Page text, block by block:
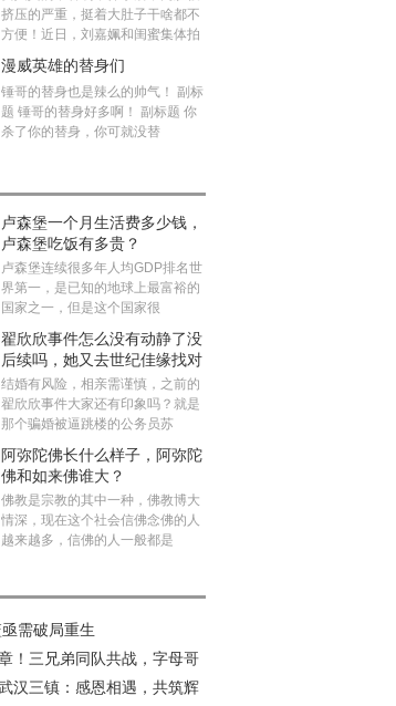
挤压的严重，挺着大肚子干啥都不
方便！近日，刘嘉姵和闺蜜集体拍
漫威英雄的替身们
锤哥的替身也是辣么的帅气！ 副标
题 锤哥的替身好多啊！ 副标题 你
杀了你的替身，你可就没替
卢森堡一个月生活费多少钱，
卢森堡吃饭有多贵？
卢森堡连续很多年人均GDP排名世
界第一，是已知的地球上最富裕的
国家之一，但是这个国家很
翟欣欣事件怎么没有动静了没
后续吗，她又去世纪佳缘找对
象真的假的
结婚有风险，相亲需谨慎，之前的
翟欣欣事件大家还有印象吗？就是
那个骗婚被逼跳楼的公务员苏
阿弥陀佛长什么样子，阿弥陀
佛和如来佛谁大？
佛教是宗教的其中一种，佛教博大
情深，现在这个社会信佛念佛的人
越来越多，信佛的人一般都是
需破局重生
！三兄弟同队共战，字母哥
汉三镇：感恩相遇，共筑辉